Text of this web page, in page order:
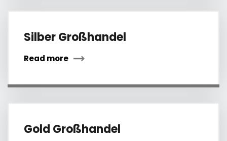
Silber Großhandel
Read more
Gold Großhandel